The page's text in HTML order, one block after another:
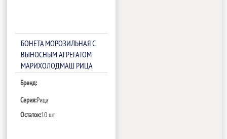
БОНЕТА МОРОЗИЛЬНАЯ С
ВЫНОСНЫМ АГРЕГАТОМ
МАРИХОЛОДМАШ РИЦА
БОКОВИН,ТРВ)
Бренд:
Серия:Рица
Остаток:10 шт